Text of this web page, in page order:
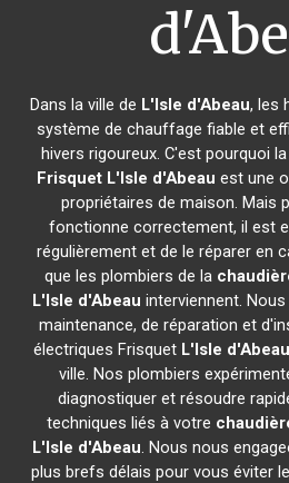
Dans la ville de L'Isle d'Abeau, les
système de chauffage fiable et
hivers rigoureux. C'est pourquoi la
Frisquet L'Isle d'Abeau est une
propriétaires de maison. Mais
fonctionne correctement, il est
régulièrement et de le réparer en
que les plombiers de la
L'Isle d'Abeau interviennent.
maintenance, de réparation et
électriques Frisquet L'Isle d'Abeau
ville. Nos plombiers
diagnostiquer et résoudre
techniques liés à votre
L'Isle d'Abeau. Nous nous
plus brefs délais pour vous éviter